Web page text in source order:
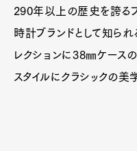
290年以上の歴史を誇る
時計ブランドとして知られ
レクションに38㎜ケース
スタイルにクラシックの美